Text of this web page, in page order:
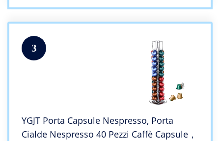
3
YGJT Porta Capsule Nespresso, Porta
Cialde Nespresso 40 Pezzi Caffè Capsule，